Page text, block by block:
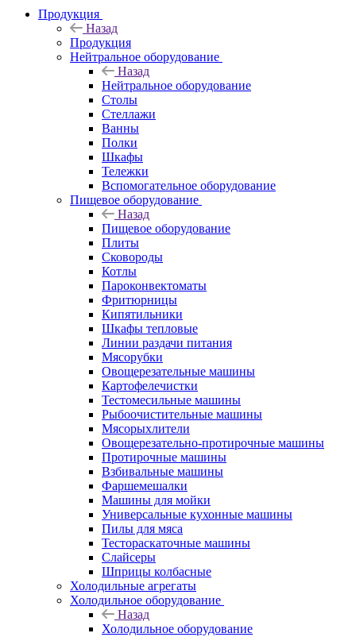
Продукция
Назад
Продукция
Нейтральное оборудование
Назад
Нейтральное оборудование
Столы
Стеллажи
Ванны
Полки
Шкафы
Тележки
Вспомогательное оборудование
Пищевое оборудование
Назад
Пищевое оборудование
Плиты
Сковороды
Котлы
Пароконвектоматы
Фритюрницы
Кипятильники
Шкафы тепловые
Линии раздачи питания
Мясорубки
Овощерезательные машины
Картофелечистки
Тестомесильные машины
Рыбоочистительные машины
Мясорыхлители
Овощерезательно-протирочные машины
Протирочные машины
Взбивальные машины
Фаршемешалки
Машины для мойки
Универсальные кухонные машины
Пилы для мяса
Тестораскаточные машины
Слайсеры
Шприцы колбасные
Холодильные агрегаты
Холодильное оборудование
Назад
Холодильное оборудование